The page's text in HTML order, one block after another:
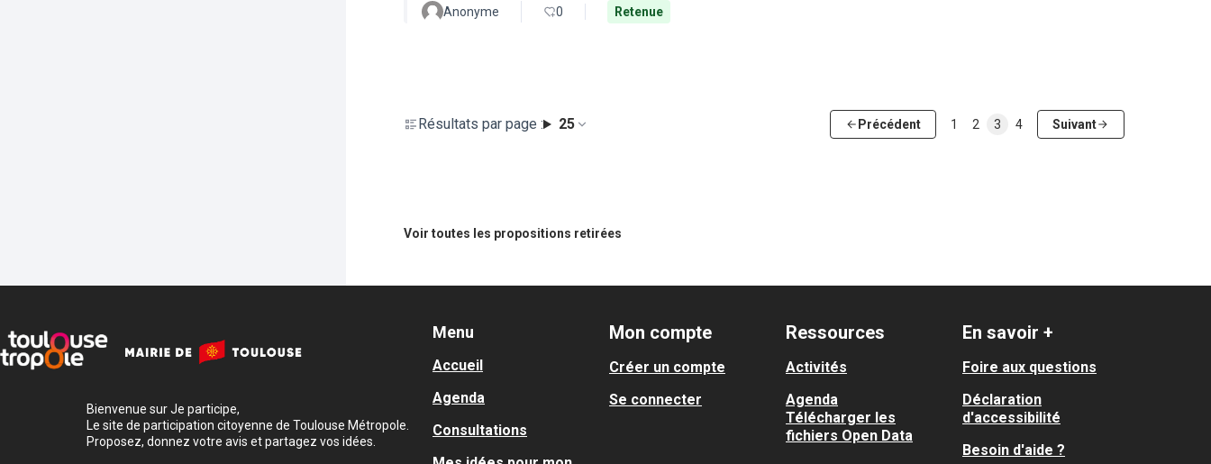
Anonyme 0 Retenue
Résultats par page : 25 Précédent 1 2 3 4 Suivant
Voir toutes les propositions retirées
Bienvenue sur Je participe,
Le site de participation citoyenne de Toulouse Métropole.
Proposez, donnez votre avis et partagez vos idées.
Menu
Accueil
Agenda
Consultations
Mon compte
Créer un compte
Se connecter
Ressources
Activités
Agenda
Télécharger les
fichiers Open Data
En savoir +
Foire aux questions
Déclaration
d'accessibilité
Besoin d'aide ?